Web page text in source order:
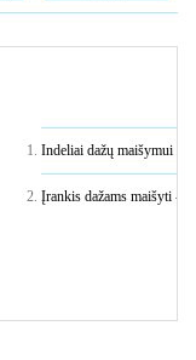
Indeliai dažų maišymui - 2
Įrankis dažams maišyti - 2